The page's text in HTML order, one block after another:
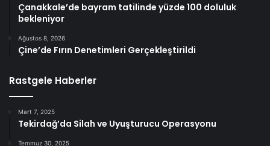
Çanakkale’de bayram tatilinde yüzde 100 doluluk
bekleniyor
Ağustos 8, 2026
Çine’de Fırın Denetimleri Gerçekleştirildi
Rastgele Haberler
Mart 7, 2025
Tekirdağ’da Silah ve Uyuşturucu Operasyonu
Temmuz 30, 2025